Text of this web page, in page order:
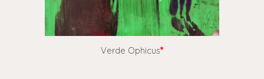
Verde Ophicus*